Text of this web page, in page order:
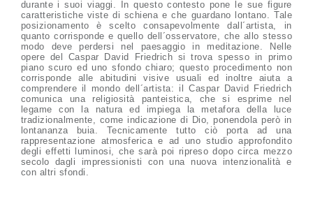
durante i suoi viaggi. In questo contesto pone le sue figure
caratteristiche viste di schiena e che guardano lontano. Tale
posizionamento è scelto consapevolmente dall´artista, in
quanto corrisponde e quello dell´osservatore, che allo stesso
modo deve perdersi nel paesaggio in meditazione. Nelle
opere del Caspar David Friedrich si trova spesso in primo
piano scuro ed uno sfondo chiaro; questo procedimento non
corrisponde alle abitudini visive usuali ed inoltre aiuta a
comprendere il mondo dell´artista: il Caspar David Friedrich
comunica una religiosità panteistica, che si esprime nel
legame con la natura ed impiega la metafora della luce
tradizionalmente, come indicazione di Dio, ponendola però in
lontananza buia. Tecnicamente tutto ciò porta ad una
rappresentazione atmosferica e ad uno studio approfondito
degli effetti luminosi, che sarà poi ripreso dopo circa mezzo
secolo dagli impressionisti con una nuova intenzionalità e
con altri sfondi.